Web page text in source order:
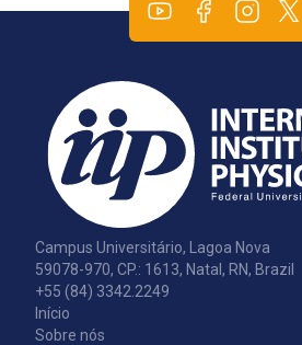
Campus Universitário, Lagoa Nova
59078-970, CP.: 1613, Natal, RN, Brazil
+55 (84) 3342.2249
Início
Sobre nós